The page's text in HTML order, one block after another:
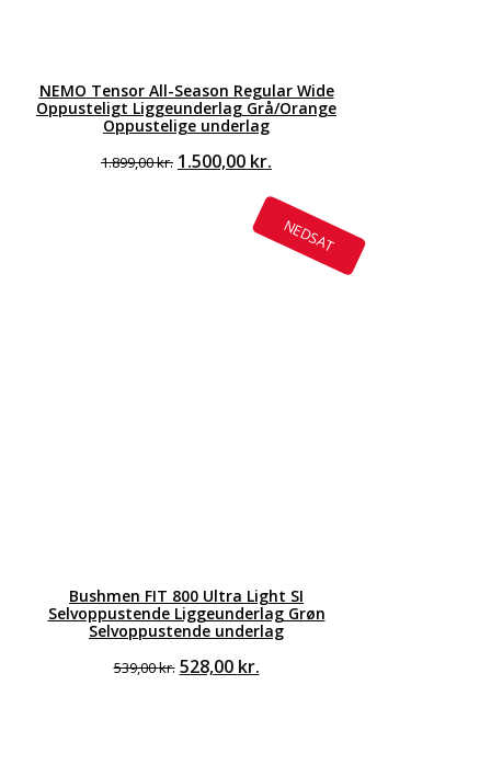
NEMO Tensor All-Season Regular Wide
Oppusteligt Liggeunderlag Grå/Orange
Oppustelige underlag
1.899,00kr. Den
1.899,00 kr..
1.500,00 kr.
pris
er:
1.500,00 kr..
NEDSAT
Bushmen FIT 800 Ultra Light SI
Selvoppustende Liggeunderlag Grøn
Selvoppustende underlag
539,00kr. Den
528,00 kr.Den